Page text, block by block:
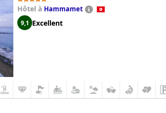
Hôtel à Hammamet
9,1 Excellent